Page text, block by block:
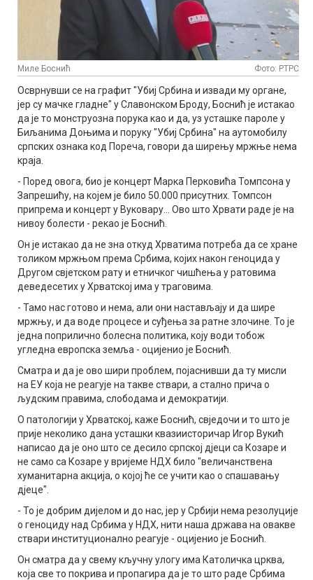
Миле Боснић Фото: РТРС
Осврнувши се на графит "Убиј Србина и извади му органе,
јер су мачке гладне" у Славонском Броду, Боснић је истакао
да је то монструозна порука као и да, уз усташке пароле у
Биљанима Доњима и поруку "Убиј Србина" на аутомобилу
српских ознака код Пореча, говори да ширењу мржње нема
краја.
- Поред овога, био је концерт Марка Перковића Томпсона у
Запрешићу, на којем је било 50.000 присутних. Томпсон
припрема и концерт у Вуковару... Ово што Хрвати раде је на
нивоу болести - рекао је Боснић.
Он је истакао да не зна откуд Хрватима потреба да се хране
толиком мржњом према Србима, којих након геноцида у
Другом свјетском рату и етничког чишћења у ратовима
деведесетих у Хрватској има у траговима.
- Тамо нас готово и нема, али они настављају и да шире
мржњу, и да воде процесе и суђења за ратне злочине. То је
једна поприлично болесна политика, коју води тобож
угледна европска земља - оцијенио је Боснић.
Сматра и да је ово шири проблем, појаснивши да ту мисли
на ЕУ која не реагује на такве ствари, а стално прича о
људским правима, слободама и демократији.
О патологији у Хрватској, каже Боснић, свједочи и то што је
прије неколико дана усташки квазиисторичар Игор Вукић
написао да је оно што се десило српској дјеци са Козаре и
не само са Козаре у вријеме НДХ било "величанствена
хуманитарна акција, о којој ће се учити као о спашавању
дјеце".
- То је добрим дијелом и до нас, јер у Србији нема резолуције
о геноциду над Србима у НДХ, нити наша држава на овакве
ствари институционално реагује - оцијенио је Боснић.
Он сматра да у свему кључну улогу има Католичка црква,
која све то покрива и пропагира да је то што раде Србима